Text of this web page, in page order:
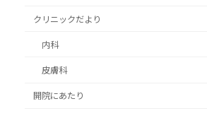
クリニックだより
内科
皮膚科
開院にあたり